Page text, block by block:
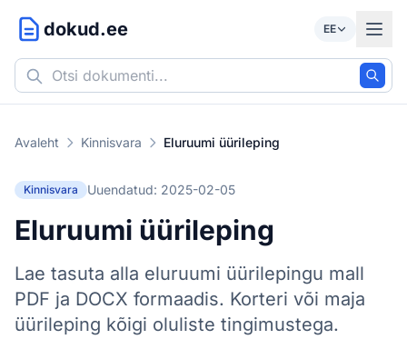
dokud.ee EE
Avaleht Kinnisvara Eluruumi üürileping
Kinnisvara Uuendatud: 2025-02-05
Eluruumi üürileping
Lae tasuta alla eluruumi üürilepingu mall
PDF ja DOCX formaadis. Korteri või maja
üürileping kõigi oluliste tingimustega.